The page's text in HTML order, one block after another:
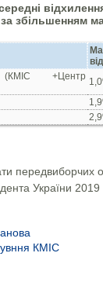
збільшенням
(КМІС +Центр
передвиборчих
України 2019
КМІС